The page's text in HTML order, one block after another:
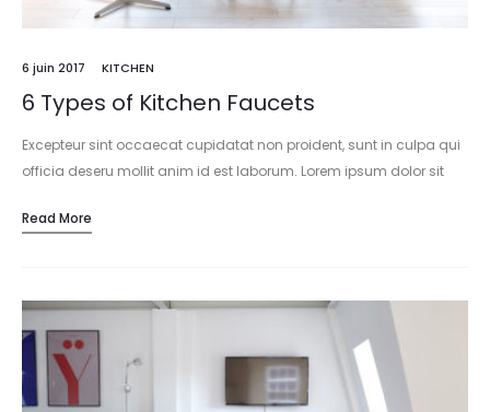
6 juin 2017 KITCHEN
6 Types of Kitchen Faucets
Excepteur sint occaecat cupidatat non proident, sunt in culpa qui
officia deseru mollit anim id est laborum. Lorem ipsum dolor sit
incididunt…
Read More